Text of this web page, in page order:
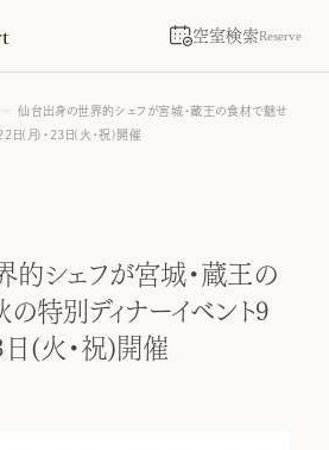
空室検索Reserve
仙台出身の世界的シェフが宮城・蔵王の食材で魅せ
日(月)・23日(火・祝)開催
シェフが宮城・蔵王の
特別ディナーイベント9
(火・祝)開催